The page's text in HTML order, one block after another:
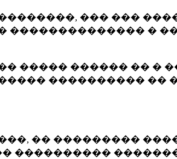
��� ���
�������������� �
����� ������ �� �
���������� ��
�� ���������
����������